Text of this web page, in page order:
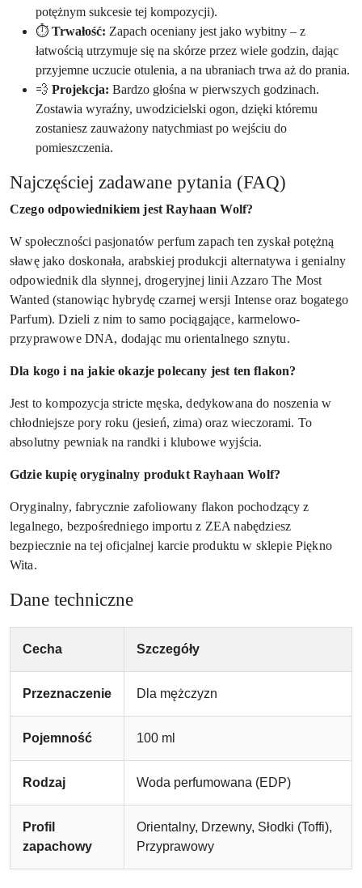
potężnym sukcesie tej kompozycji).
⏱️ Trwałość: Zapach oceniany jest jako wybitny – z
łatwością utrzymuje się na skórze przez wiele godzin, dając
przyjemne uczucie otulenia, a na ubraniach trwa aż do prania.
💨 Projekcja: Bardzo głośna w pierwszych godzinach.
Zostawia wyraźny, uwodzicielski ogon, dzięki któremu
zostaniesz zauważony natychmiast po wejściu do
pomieszczenia.
Najczęściej zadawane pytania (FAQ)
Czego odpowiednikiem jest Rayhaan Wolf?
W społeczności pasjonatów perfum zapach ten zyskał potężną
sławę jako doskonała, arabskiej produkcji alternatywa i genialny
odpowiednik dla słynnej, drogeryjnej linii Azzaro The Most
Wanted (stanowiąc hybrydę czarnej wersji Intense oraz bogatego
Parfum). Dzieli z nim to samo pociągające, karmelowo-
przyprawowe DNA, dodając mu orientalnego sznytu.
Dla kogo i na jakie okazje polecany jest ten flakon?
Jest to kompozycja stricte męska, dedykowana do noszenia w
chłodniejsze pory roku (jesień, zima) oraz wieczorami. To
absolutny pewniak na randki i klubowe wyjścia.
Gdzie kupię oryginalny produkt Rayhaan Wolf?
Oryginalny, fabrycznie zafoliowany flakon pochodzący z
legalnego, bezpośredniego importu z ZEA nabędziesz
bezpiecznie na tej oficjalnej karcie produktu w sklepie Piękno
Wita.
Dane techniczne
Cecha Szczegóły
Przeznaczenie Dla mężczyzn
Pojemność 100 ml
Rodzaj Woda perfumowana (EDP)
Profil
zapachowy
Orientalny, Drzewny, Słodki (Toffi),
Przyprawowy